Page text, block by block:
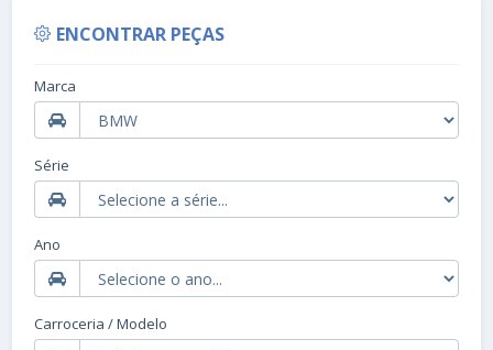
ENCONTRAR PEÇAS
Marca
Série
Ano
Carroceria / Modelo